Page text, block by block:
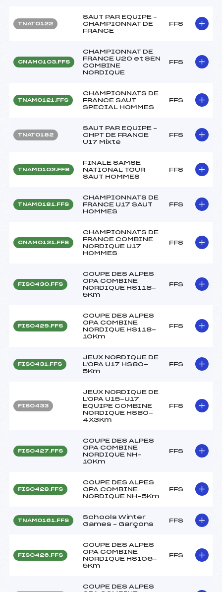
TNAT0122
SAUT PAR EQUIPE –
CHAMPIONNAT DE
FRANCE
FFS
CNAM0103.FFS
CHAMPIONNAT DE
FRANCE U20 et SEN
COMBINE
NORDIQUE
FFS
TNAM0121.FFS
CHAMPIONNATS DE
FRANCE SAUT
SPECIAL HOMMES
FFS
TNAT0182
SAUT PAR EQUIPE –
CHPT DE FRANCE
U17 Mixte
FFS
TNAM0102.FFS
FINALE SAMSE
NATIONAL TOUR
SAUT HOMMES
FFS
TNAM0181.FFS
CHAMPIONNATS DE
FRANCE U17 SAUT
HOMMES
FFS
CNAM0121.FFS
CHAMPIONNATS DE
FRANCE COMBINE
NORDIQUE U17
HOMMES
FFS
FIS0430.FFS
COUPE DES ALPES
OPA COMBINE
NORDIQUE HS118-
5Km
FFS
FIS0429.FFS
COUPE DES ALPES
OPA COMBINE
NORDIQUE HS118-
10Km
FFS
FIS0431.FFS
JEUX NORDIQUE DE
L'OPA U17 HS80-
5Km
FFS
FIS0433
JEUX NORDIQUE DE
L'OPA U15-U17
EQUIPE COMBINE
NORDIQUE HS80-
4X3Km
FFS
FIS0427.FFS
COUPE DES ALPES
OPA COMBINE
NORDIQUE NH-
10Km
FFS
FIS0428.FFS
COUPE DES ALPES
OPA COMBINE
NORDIQUE NH-5Km
FFS
TNAM0161.FFS
Schools Winter
Games – Garçons
FFS
FIS0426.FFS
COUPE DES ALPES
OPA COMBINE
NORDIQUE HS106-
5Km
FFS
COUPE DES ALPES